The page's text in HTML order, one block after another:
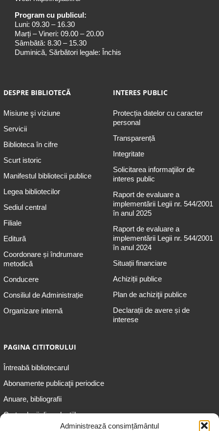
Administrează consimțământul
Program cu publicul:
Luni: 09.30 – 16.30
Marți – Vineri: 09.00 – 20.00
Sâmbătă: 8.30 – 15.30
Duminică, Sărbători legale: Închis
DESPRE BIBLIOTECĂ
Misiune şi viziune
Servicii
Biblioteca în cifre
Scurt istoric
Manifestul bibliotecii publice
Legea bibliotecilor
Sediul central
Filiale
Editură
Coordonare și îndrumare
metodică
Conducere
Consiliul de Administrație
Organizare internă
INTERES PUBLIC
Protecția datelor cu caracter
personal
Transparență
Integritate
Solicitarea informaţiilor de
interes public
Raport de evaluare a
implementării Legii nr. 544/2001
în anul 2025
Raport de evaluare a
implementării Legii nr. 544/2001
în anul 2024
Situații financiare
Achiziții publice
Plan de achiziţii publice
Declarații de avere și de
interese
PAGINA CITITORULUI
Întreabă bibliotecarul
Abonamente publicaţii periodice
Anuare, bibliografii
Cartea lunii din colecțiile